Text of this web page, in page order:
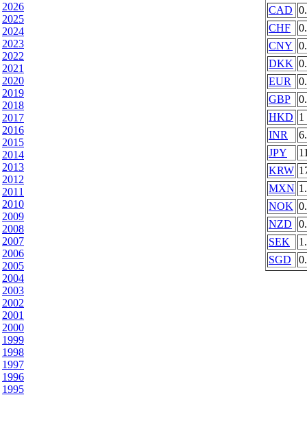
2026
2025
2024
2023
2022
2021
2020
2019
2018
2017
2016
2015
2014
2013
2012
2011
2010
2009
2008
2007
2006
2005
2004
2003
2002
2001
2000
1999
1998
1997
1996
1995
CAD
CHF
CNY
DKK
EUR
GBP
HKD 1
INR
JPY
KRW
MXN
NOK
NZD
SEK
SGD